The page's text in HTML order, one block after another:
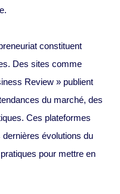
constituent
Des sites comme
Review » publient
du marché, des
Ces plateformes
évolutions du
pour mettre en